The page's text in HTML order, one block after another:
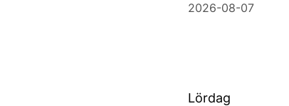
2026-08-07
Lördag